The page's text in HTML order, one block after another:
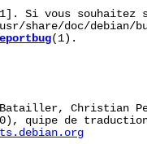
Si vous souhaitez
share/doc/debian/
(1).
Christian
quipe de